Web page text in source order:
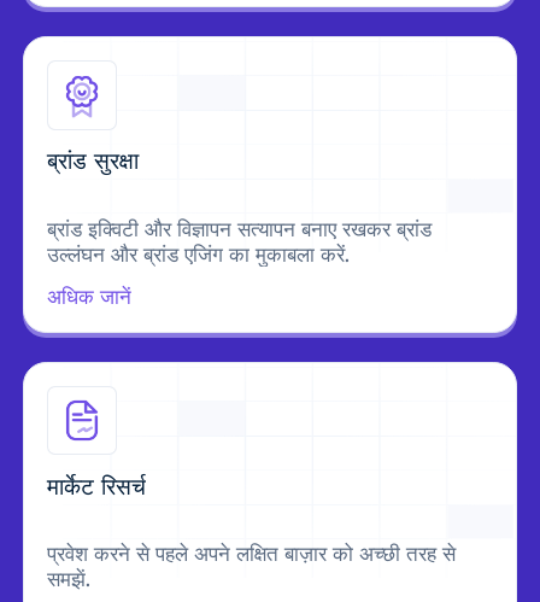
ब्रांड सुरक्षा
ब्रांड इक्विटी और विज्ञापन सत्यापन बनाए रखकर ब्रांड
उल्लंघन और ब्रांड एजिंग का मुकाबला करें.
अधिक जानें
मार्केट रिसर्च
प्रवेश करने से पहले अपने लक्षित बाज़ार को अच्छी तरह से
समझें.